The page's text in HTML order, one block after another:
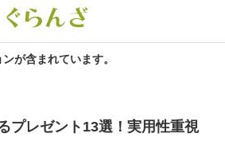
が含まれています。
プレゼント13選！実用性重視